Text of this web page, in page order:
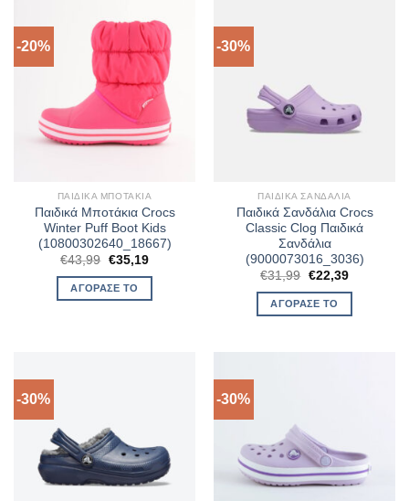
-20%
ΠΑΙΔΙΚΆ ΜΠΟΤΆΚΙΑ
Παιδικά Μποτάκια Crocs
Winter Puff Boot Kids
(10800302640_18667)
€43,99 Original
was:
€43,99.
€35,19Η
ΑΓΌΡΑΣΈ ΤΟ
-30%
ΠΑΙΔΙΚΆ ΣΑΝΔΆΛΙΑ
Παιδικά Σανδάλια Crocs
Classic Clog Παιδικά
Σανδάλια
(9000073016_3036)
€31,99 Original
was:
€31,99.
€22,39Η
ΑΓΌΡΑΣΈ ΤΟ
-30% -30%